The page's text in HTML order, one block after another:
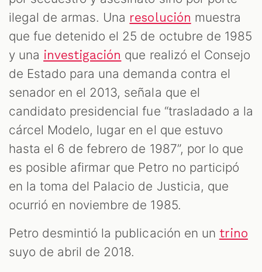
ilegal de armas. Una resolución muestra
que fue detenido el 25 de octubre de 1985
y una investigación que realizó el Consejo
de Estado para una demanda contra el
senador en el 2013, señala que el
candidato presidencial fue “trasladado a la
cárcel Modelo, lugar en el que estuvo
hasta el 6 de febrero de 1987”, por lo que
es posible afirmar que Petro no participó
en la toma del Palacio de Justicia, que
ocurrió en noviembre de 1985.
Petro desmintió la publicación en un trino
suyo de abril de 2018.